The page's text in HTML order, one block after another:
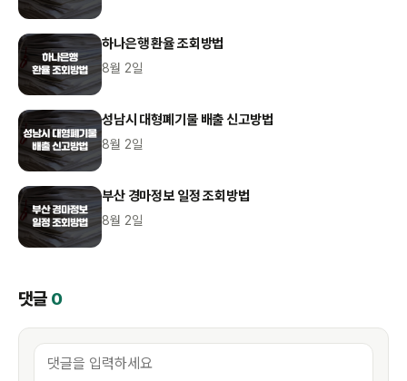
하나은행 환율 조회방법
8월 2일
성남시 대형폐기물 배출 신고방법
8월 2일
부산 경마정보 일정 조회방법
8월 2일
댓글 0